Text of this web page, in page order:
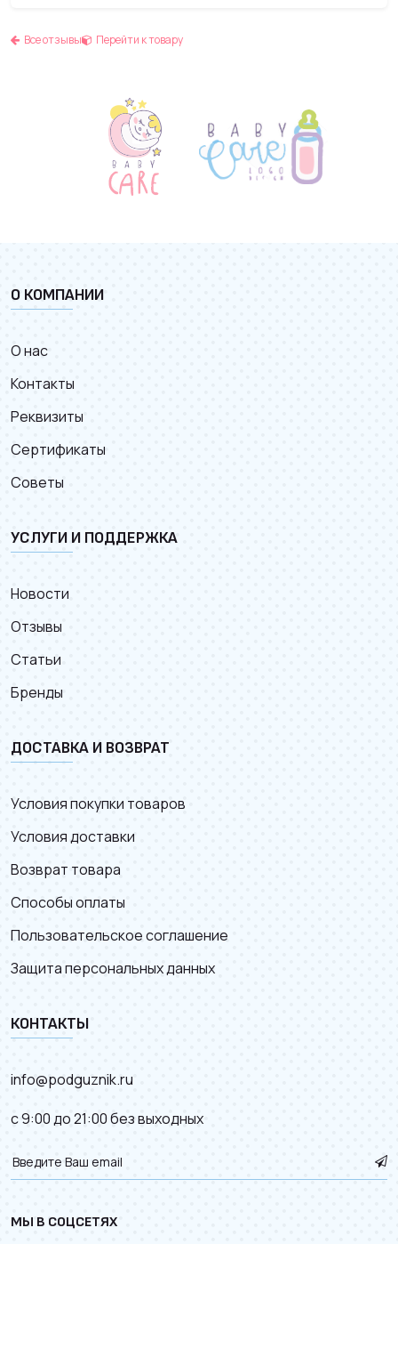
Все отзывы Перейти к товару
О КОМПАНИИ
О нас
Контакты
Реквизиты
Сертификаты
Советы
УСЛУГИ И ПОДДЕРЖКА
Новости
Отзывы
Статьи
Бренды
ДОСТАВКА И ВОЗВРАТ
Условия покупки товаров
Условия доставки
Возврат товара
Способы оплаты
Пользовательское соглашение
Защита персональных данных
КОНТАКТЫ
info@podguznik.ru
с 9:00 до 21:00 без выходных
МЫ В СОЦСЕТЯХ